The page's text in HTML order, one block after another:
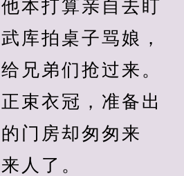
打算亲自去盯
库拍桌子骂娘，
兄弟们抢过来。
衣冠，准备出
门房却匆匆来
人了。